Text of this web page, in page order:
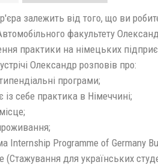
залежить від того, що ви
факультету
практики на німецьких
Олександр розповів про:
програми;
себе практика в Німеччині;
Internship Programme of Germany
(Стажування для українських